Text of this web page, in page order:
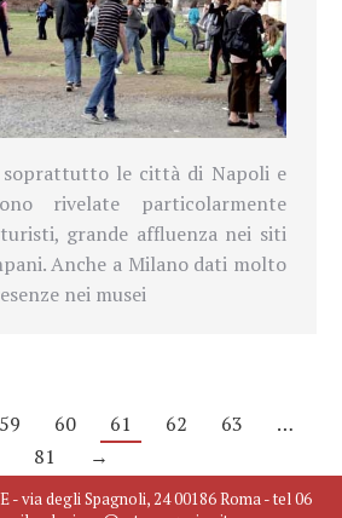
soprattutto le città di Napoli e
rivelate particolarmente
grande affluenza nei siti
Anche a Milano dati molto
nei musei
59 60 61 62 63
…
81
→
- via degli Spagnoli, 24 00186 Roma - tel 06